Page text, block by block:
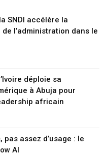
SNDI accélère la
l’administration dans le
déploie sa
à Abuja pour
africain
pas assez d’usage : le
AI